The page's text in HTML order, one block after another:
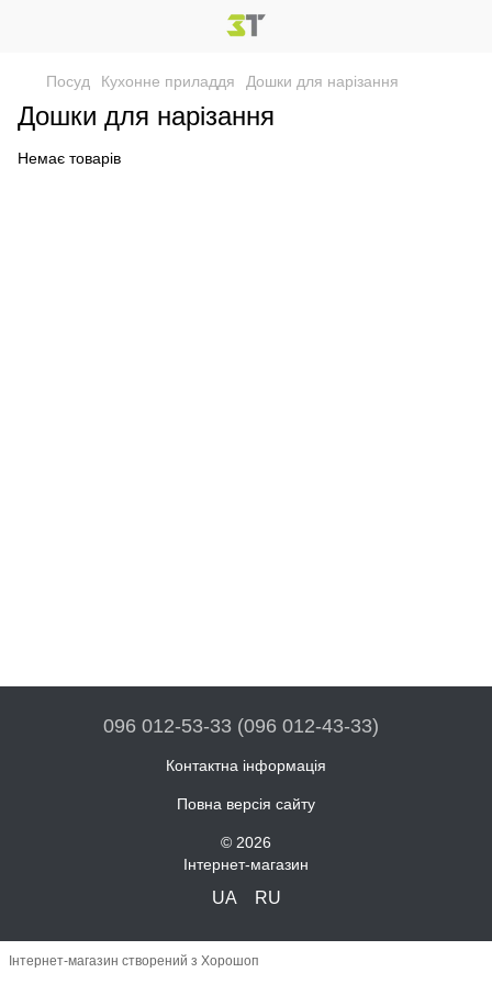
Посуд Кухонне приладдя Дошки для нарізання
Дошки для нарізання
Немає товарів
096 012-53-33 (096 012-43-33)
Контактна інформація
Повна версія сайту
© 2026
Інтернет-магазин
UA RU
Інтернет-магазин створений з Хорошоп